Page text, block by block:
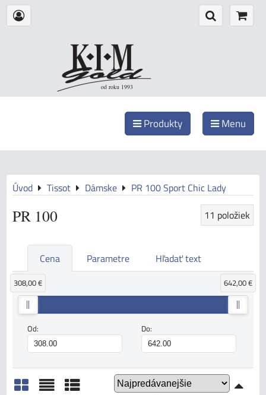
od roku 1993
Produkty Menu
Úvod Tissot Dámske PR 100 Sport Chic Lady
PR 100 11 položiek
Cena Parametre Hľadať text
Od: Do:
308,00 € 642,00 €